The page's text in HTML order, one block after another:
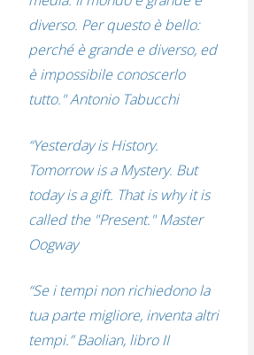
diverso. Per questo è bello:
perché è grande e diverso, ed
è impossibile conoscerlo
tutto." Antonio Tabucchi
“Yesterday is History.
Tomorrow is a Mystery. But
today is a gift. That is why it is
called the "Present." Master
Oogway
“Se i tempi non richiedono la
tua parte migliore, inventa altri
tempi.” Baolian, libro II